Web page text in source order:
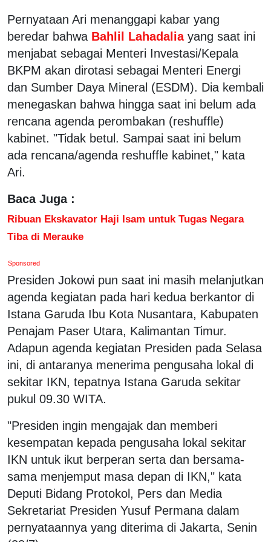
Pernyataan Ari menanggapi kabar yang
beredar bahwa Bahlil Lahadalia yang saat ini
menjabat sebagai Menteri Investasi/Kepala
BKPM akan dirotasi sebagai Menteri Energi
dan Sumber Daya Mineral (ESDM). Dia kembali
menegaskan bahwa hingga saat ini belum ada
rencana agenda perombakan (reshuffle)
kabinet. "Tidak betul. Sampai saat ini belum
ada rencana/agenda reshuffle kabinet," kata
Ari.
Baca Juga :
Ribuan Ekskavator Haji Isam untuk Tugas Negara
Tiba di Merauke
Sponsored
Presiden Jokowi pun saat ini masih melanjutkan
agenda kegiatan pada hari kedua berkantor di
Istana Garuda Ibu Kota Nusantara, Kabupaten
Penajam Paser Utara, Kalimantan Timur.
Adapun agenda kegiatan Presiden pada Selasa
ini, di antaranya menerima pengusaha lokal di
sekitar IKN, tepatnya Istana Garuda sekitar
pukul 09.30 WITA.
"Presiden ingin mengajak dan memberi
kesempatan kepada pengusaha lokal sekitar
IKN untuk ikut berperan serta dan bersama-
sama menjemput masa depan di IKN," kata
Deputi Bidang Protokol, Pers dan Media
Sekretariat Presiden Yusuf Permana dalam
pernyataannya yang diterima di Jakarta, Senin